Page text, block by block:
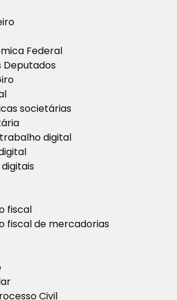
Federal
Deputados
societárias
digital
fiscal
fiscal de mercadorias
Civil